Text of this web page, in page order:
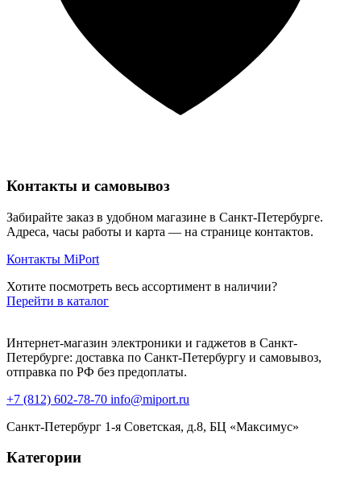
Контакты и самовывоз
Забирайте заказ в удобном магазине в Санкт-Петербурге.
Адреса, часы работы и карта — на странице контактов.
Контакты MiPort
Хотите посмотреть весь ассортимент в наличии?
Перейти в каталог
Интернет-магазин электроники и гаджетов в Санкт-
Петербурге: доставка по Санкт-Петербургу и самовывоз,
отправка по РФ без предоплаты.
+7 (812) 602-78-70 info@miport.ru
Санкт-Петербург 1-я Советская, д.8, БЦ «Максимус»
Категории